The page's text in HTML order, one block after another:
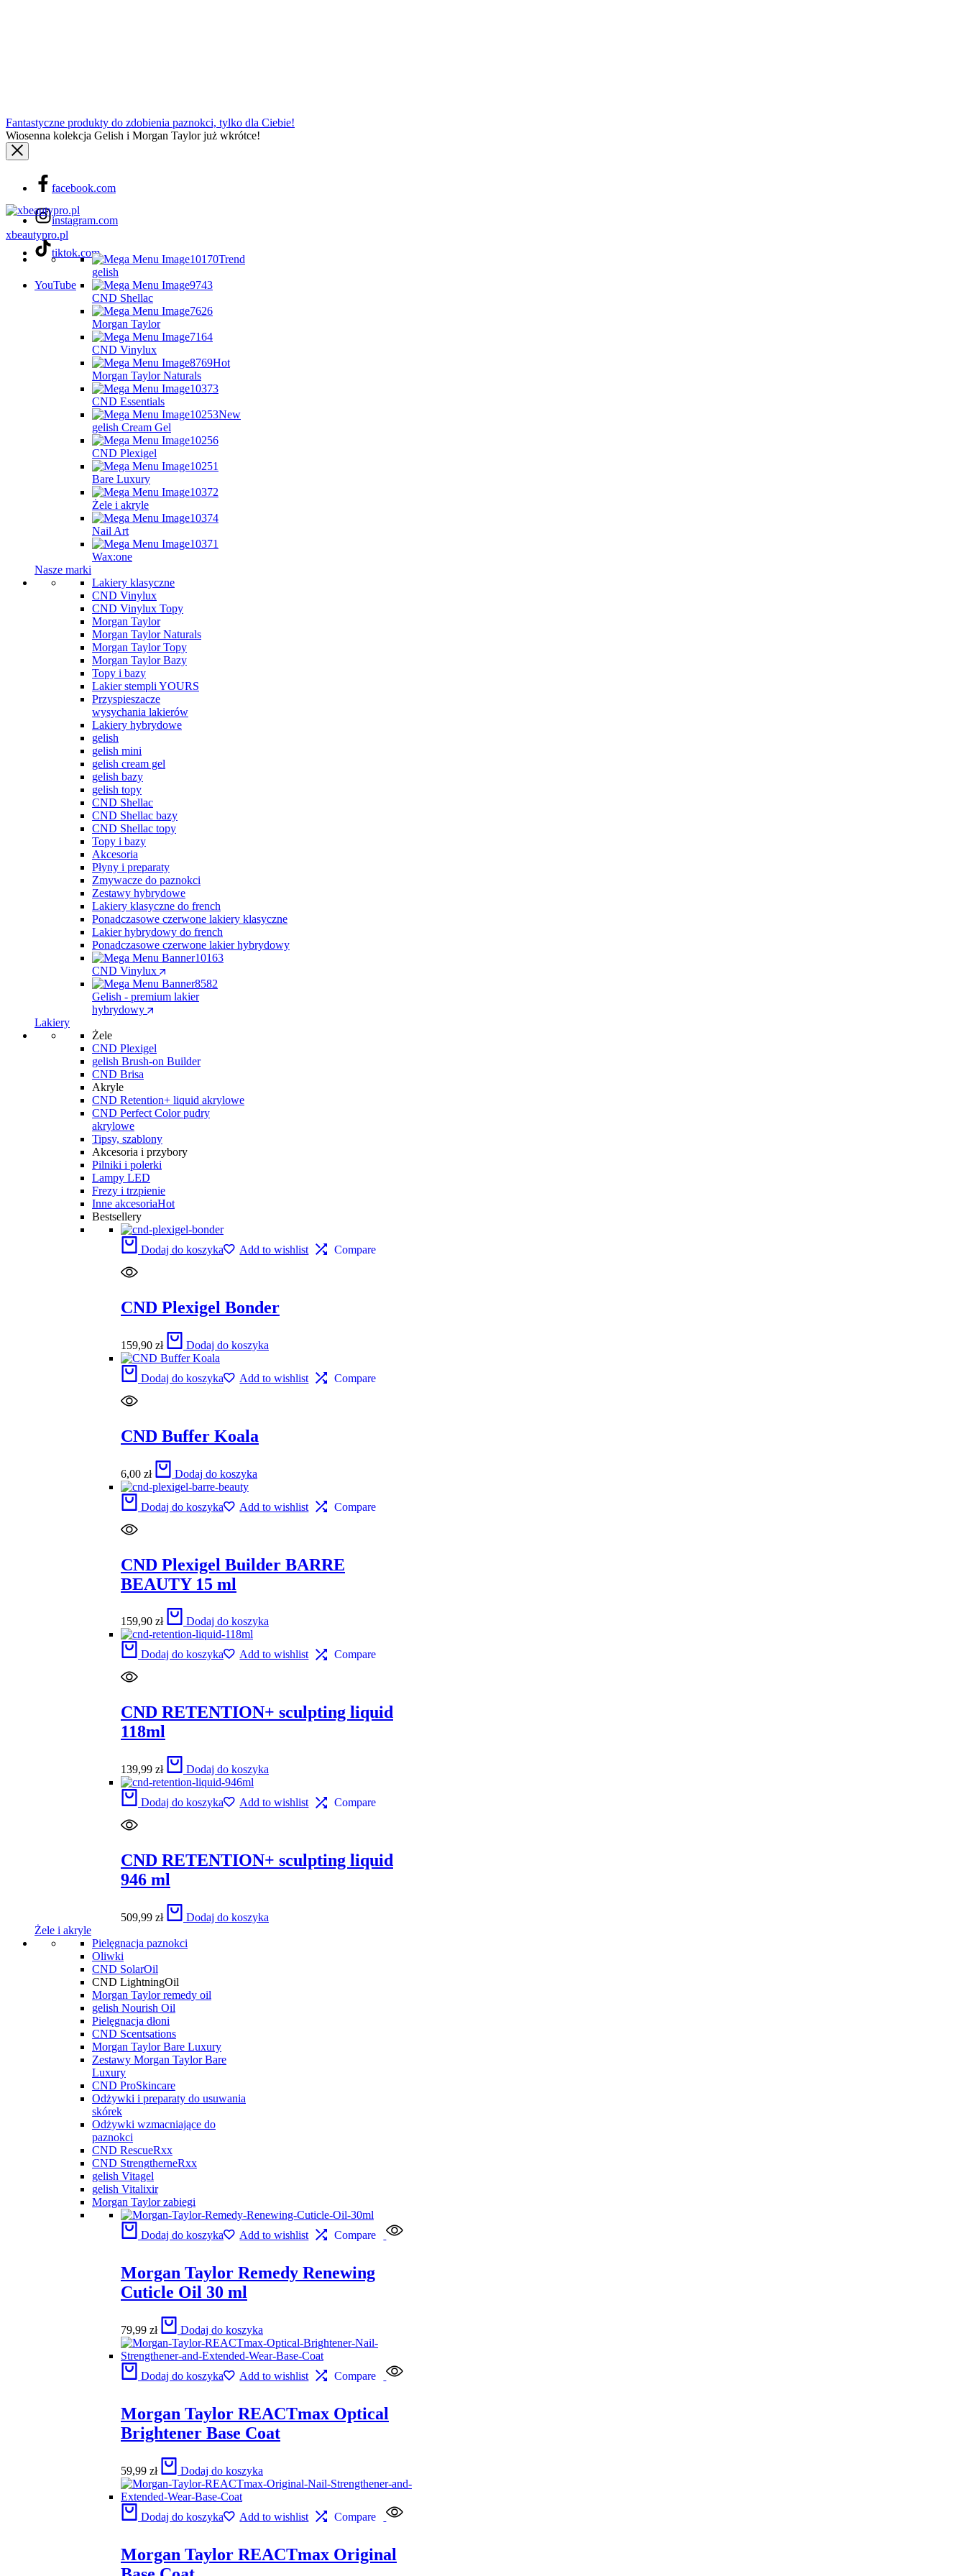
Fantastyczne produkty do zdobienia paznokci, tylko dla Ciebie!
Wiosenna kolekcja Gelish i Morgan Taylor już wkrótce!
facebook.com
instagram.com
tiktok.com
YouTube
xbeautypro.pl
Trend
gelish
CND Shellac
Morgan Taylor
CND Vinylux
Hot
Morgan Taylor Naturals
CND Essentials
New
gelish Cream Gel
CND Plexigel
Bare Luxury
Żele i akryle
Nail Art
Wax:one
Nasze marki
Lakiery klasyczne
CND Vinylux
CND Vinylux Topy
Morgan Taylor
Morgan Taylor Naturals
Morgan Taylor Topy
Morgan Taylor Bazy
Topy i bazy
Lakier stempli YOURS
Przyspieszacze
wysychania lakierów
Lakiery hybrydowe
gelish
gelish mini
gelish cream gel
gelish bazy
gelish topy
CND Shellac
CND Shellac bazy
CND Shellac topy
Topy i bazy
Akcesoria
Płyny i preparaty
Zmywacze do paznokci
Zestawy hybrydowe
Lakiery klasyczne do french
Ponadczasowe czerwone lakiery klasyczne
Lakier hybrydowy do french
Ponadczasowe czerwone lakier hybrydowy
CND Vinylux
Gelish - premium lakier
hybrydowy
Lakiery
Żele
CND Plexigel
gelish Brush-on Builder
CND Brisa
Akryle
CND Retention+ liquid akrylowe
CND Perfect Color pudry
akrylowe
Tipsy, szablony
Akcesoria i przybory
Pilniki i polerki
Lampy LED
Frezy i trzpienie
Inne akcesoriaHot
Bestsellery
Dodaj do koszyka Add to wishlist Compare
CND Plexigel Bonder
159,90 zł Dodaj do koszyka
Dodaj do koszyka Add to wishlist Compare
CND Buffer Koala
6,00 zł Dodaj do koszyka
Dodaj do koszyka Add to wishlist Compare
CND Plexigel Builder BARRE
BEAUTY 15 ml
159,90 zł Dodaj do koszyka
Dodaj do koszyka Add to wishlist Compare
CND RETENTION+ sculpting liquid
118ml
139,99 zł Dodaj do koszyka
Dodaj do koszyka Add to wishlist Compare
CND RETENTION+ sculpting liquid
946 ml
509,99 zł
Dodaj do koszyka
Żele i akryle
Pielęgnacja paznokci
Oliwki
CND SolarOil
CND LightningOil
Morgan Taylor remedy oil
gelish Nourish Oil
Pielęgnacja dłoni
CND Scentsations
Morgan Taylor Bare Luxury
Zestawy Morgan Taylor Bare
Luxury
CND ProSkincare
Odżywki i preparaty do usuwania
skórek
Odżywki wzmacniające do
paznokci
CND RescueRxx
CND StrengtherneRxx
gelish Vitagel
gelish Vitalixir
Morgan Taylor zabiegi
Dodaj do koszyka Add to wishlist Compare
Morgan Taylor Remedy Renewing
Cuticle Oil 30 ml
79,99 zł Dodaj do koszyka
Dodaj do koszyka Add to wishlist Compare
Morgan Taylor REACTmax Optical
Brightener Base Coat
59,99 zł Dodaj do koszyka
Dodaj do koszyka Add to wishlist Compare
Morgan Taylor REACTmax Original